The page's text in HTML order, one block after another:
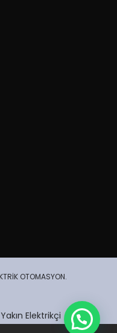
OTOMASYON.
Elektrikçi